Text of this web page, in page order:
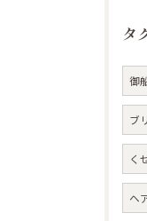
タ
御
ブ
く
ヘ